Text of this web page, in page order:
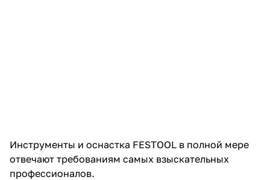
Инструменты и оснастка FESTOOL в полной мере
отвечают требованиям самых взыскательных
профессионалов.
раз в 2 недели